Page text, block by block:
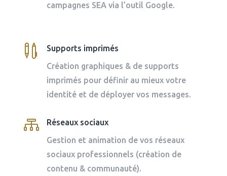
campagnes SEA via l’outil Google.

Supports imprimés
Création graphiques & de supports
imprimés pour définir au mieux votre
identité et de déployer vos messages.

Réseaux sociaux
Gestion et animation de vos réseaux
sociaux professionnels (création de
contenu & communauté).